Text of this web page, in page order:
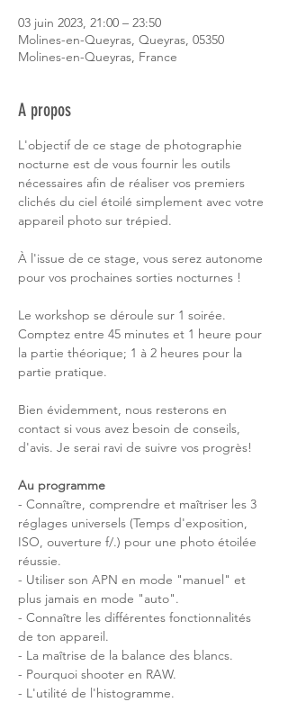
03 juin 2023, 21:00 – 23:50
Molines-en-Queyras, Queyras, 05350
Molines-en-Queyras, France
A propos
L'objectif de ce stage de photographie
nocturne est de vous fournir les outils
nécessaires afin de réaliser vos premiers
clichés du ciel étoilé simplement avec votre
appareil photo sur trépied.
À l'issue de ce stage, vous serez autonome
pour vos prochaines sorties nocturnes !
Le workshop se déroule sur 1 soirée.
Comptez entre 45 minutes et 1 heure pour
la partie théorique; 1 à 2 heures pour la
partie pratique.
Bien évidemment, nous resterons en
contact si vous avez besoin de conseils,
d'avis. Je serai ravi de suivre vos progrès!
Au programme ­
- Connaître, comprendre et maîtriser les 3
réglages universels (Temps d'exposition,
ISO, ouverture f/.) pour une photo étoilée
réussie.
- Utiliser son APN en mode "manuel" et
plus jamais en mode "auto".
- Connaître les différentes fonctionnalités
de ton appareil.
- La maîtrise de la balance des blancs.
- Pourquoi shooter en RAW.
- L'utilité de l'histogramme.